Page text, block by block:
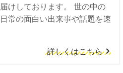
けしております。 世の中の
常の面白い出来事や話題を速
詳しくはこちら